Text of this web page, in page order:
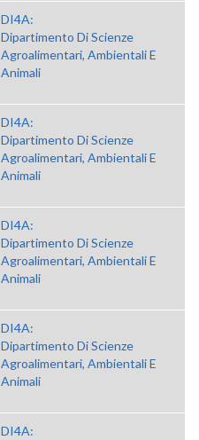
DI4A:
Dipartimento Di Scienze
Agroalimentari, Ambientali E
Animali
DI4A:
Dipartimento Di Scienze
Agroalimentari, Ambientali E
Animali
DI4A:
Dipartimento Di Scienze
Agroalimentari, Ambientali E
Animali
DI4A:
Dipartimento Di Scienze
Agroalimentari, Ambientali E
Animali
DI4A: